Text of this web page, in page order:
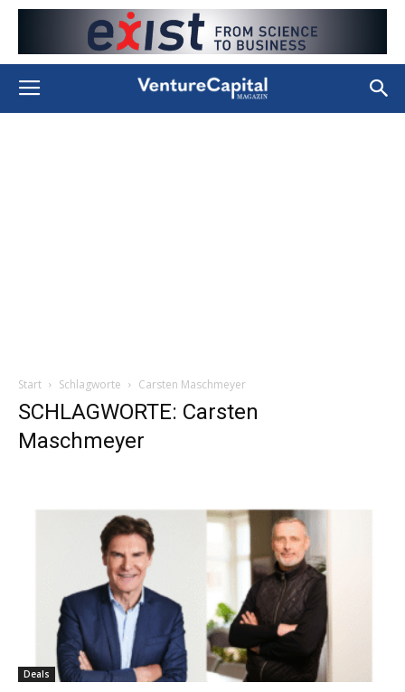
Start Schlagworte Carsten Maschmeyer
SCHLAGWORTE: Carsten
Maschmeyer
Deals